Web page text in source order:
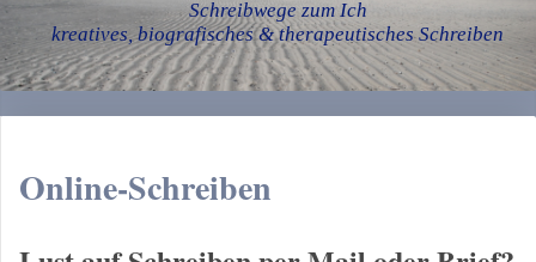
Schreibwege zum Ich
kreatives, biografisches & therapeutisches Schreiben
Online-Schreiben